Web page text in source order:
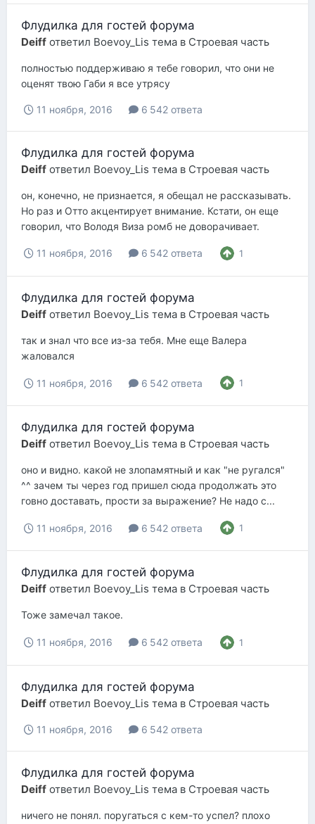
Флудилка для гостей форума
Deiff ответил Boevoy_Lis тема в Строевая часть
полностью поддерживаю я тебе говорил, что они не
оценят твою Габи я все утрясу
11 ноября, 2016 6 542 ответа
Флудилка для гостей форума
Deiff ответил Boevoy_Lis тема в Строевая часть
он, конечно, не признается, я обещал не рассказывать.
Но раз и Отто акцентирует внимание. Кстати, он еще
говорил, что Володя Виза ромб не доворачивает.
11 ноября, 2016 6 542 ответа 1
Флудилка для гостей форума
Deiff ответил Boevoy_Lis тема в Строевая часть
так и знал что все из-за тебя. Мне еще Валера
жаловался
11 ноября, 2016 6 542 ответа 1
Флудилка для гостей форума
Deiff ответил Boevoy_Lis тема в Строевая часть
оно и видно. какой не злопамятный и как "не ругался"
^^ зачем ты через год пришел сюда продолжать это
говно доставать, прости за выражение? Не надо с...
11 ноября, 2016 6 542 ответа 1
Флудилка для гостей форума
Deiff ответил Boevoy_Lis тема в Строевая часть
Тоже замечал такое.
11 ноября, 2016 6 542 ответа 1
Флудилка для гостей форума
Deiff ответил Boevoy_Lis тема в Строевая часть
11 ноября, 2016 6 542 ответа
Флудилка для гостей форума
Deiff ответил Boevoy_Lis тема в Строевая часть
ничего не понял. поругаться с кем-то успел? плохо